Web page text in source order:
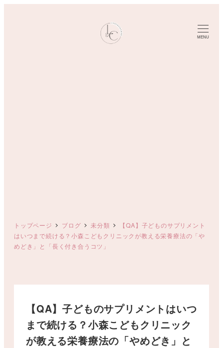
MENU
トップページ ブログ 未分類
【QA】子どものサプリメント
はいつまで続ける？小森こどもクリニックが教える栄養療法の「や
めどき」と「長く付き合うコツ」
【QA】子どものサプリメントはいつ
まで続ける？小森こどもクリニック
が教える栄養療法の「やめどき」と